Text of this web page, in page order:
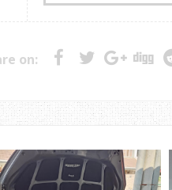
on: